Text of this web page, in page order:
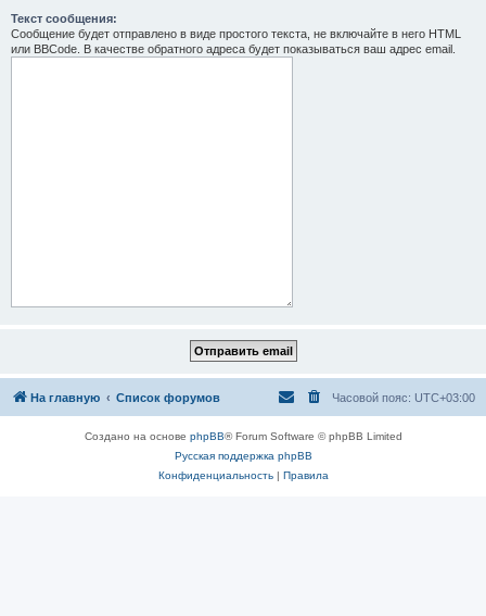
Текст сообщения:
Сообщение будет отправлено в виде простого текста, не включайте в него HTML
или BBCode. В качестве обратного адреса будет показываться ваш адрес email.
На главную Список форумов Часовой пояс: UTC+03:00
Создано на основе phpBB® Forum Software © phpBB Limited
Русская поддержка phpBB
Конфиденциальность| Правила